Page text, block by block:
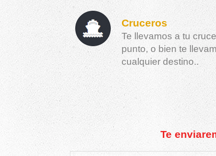
Cruceros
Te llevamos a tu
punto, o bien te
cualquier destino..
Te